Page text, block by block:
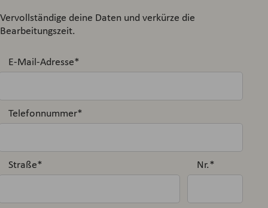
Vervollständige deine Daten und verkürze die
Bearbeitungszeit.
E-Mail-Adresse*
Telefonnummer*
Straße* Nr.*